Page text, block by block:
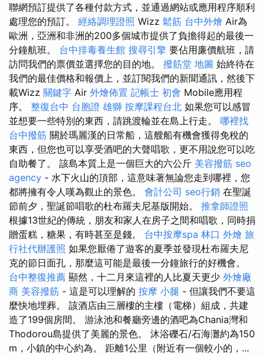
聯網預訂提供了各種付款方式，並通過網站或應用程序順利
處理您的預訂。 經絡調理證照 Wizz 鬆筋 台中外燴 Air為
歐洲，亞洲和非洲的200多個城市提供了負擔得起的最後一
分鐘航班。 台中排毒養生館 搜尋引擎 要佔用廉價航班，請
訪問我們的票價並選擇您的目的地。 撥筋堂 地圖 始終待在
我們的最佳價格和報價上，並訂閱我們的新聞通訊，然後下
載Wizz 關鍵字 Air 外燴佈置 記帳士 初會 Mobile應用程
序。 整復台中 台胞證 雄獅 按摩課程台北 如果您可以感冒
並想要一些特別的東西，請跳渡輪並在島上行走。 哪裡找
台中撥筋 關於瑪麗漢的日常船，這艘船有機會獲得免稅的
東西，但您也可以享受酒吧的大聲唱歌，更不用說您可以吃
自助餐了。 該島本質上是一個巨大的六公斤 美容撥筋 seo
agency - 水下火山的頂部，這意味著無論您走到哪裡，您
都將擁有令人嘆為觀止的景色。 會計公司 seo行銷 在聖誕
節前夕，聖誕節唱歌的杜布羅夫尼基版開始。 推拿師證照
根據13世紀的傳統，朋友和家人在房子之間和唱歌，同時捐
贈蛋糕，糖果，有時甚至是錢。 台中按摩spa 林口 外燴 旅
行社代辦護照 如果您厭倦了遊客的夏季並發現杜布羅夫尼
克的節日面孔，那麼這可能是最後一分鐘旅行的好機會。
台中整復推薦 顯然，十二月來這裡的人比夏天更少 外燴廠
商 美容撥筋 - 這是可以理解的 按摩 小腿 - 但讓我們不要這
麼快地埋葬。 該酒店由三層樓的主樓（電梯）組成，共建
造了199個房間。 游泳池和餐廳旁邊的酒吧為Chania灣和
Thodorou島提供了美麗的景色。 沐浴礫石/石海灘約為150
m，小鎮的中心約為。 距離1公里（附近有一個較小的，...